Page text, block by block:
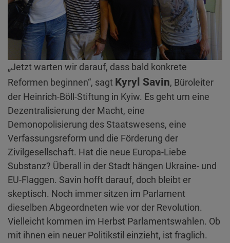
„Jetzt warten wir darauf, dass bald konkrete
Reformen beginnen“, sagt Kyryl Savin, Büroleiter
der Heinrich-Böll-Stiftung in Kyiw. Es geht um eine
Dezentralisierung der Macht, eine
Demonopolisierung des Staatswesens, eine
Verfassungsreform und die Förderung der
Zivilgesellschaft. Hat die neue Europa-Liebe
Substanz? Überall in der Stadt hängen Ukraine- und
EU-Flaggen. Savin hofft darauf, doch bleibt er
skeptisch. Noch immer sitzen im Parlament
dieselben Abgeordneten wie vor der Revolution.
Vielleicht kommen im Herbst Parlamentswahlen. Ob
mit ihnen ein neuer Politikstil einzieht, ist fraglich.